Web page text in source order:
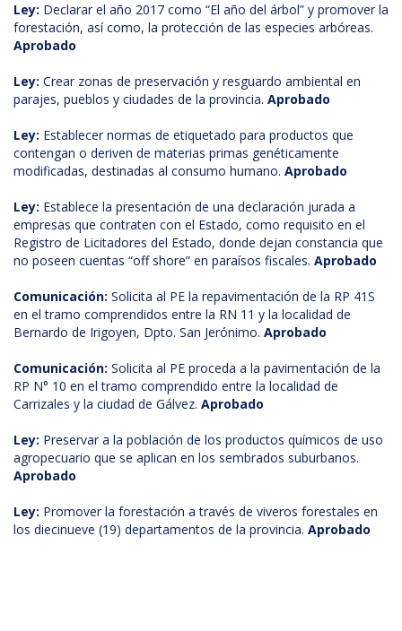
Ley: Declarar el año 2017 como “El año del árbol” y promover la
forestación, así como, la protección de las especies arbóreas.
Aprobado
Ley: Crear zonas de preservación y resguardo ambiental en
parajes, pueblos y ciudades de la provincia. Aprobado
Ley: Establecer normas de etiquetado para productos que
contengan o deriven de materias primas genéticamente
modificadas, destinadas al consumo humano. Aprobado
Ley: Establece la presentación de una declaración jurada a
empresas que contraten con el Estado, como requisito en el
Registro de Licitadores del Estado, donde dejan constancia que
no poseen cuentas “off shore” en paraísos fiscales. Aprobado
Comunicación: Solicita al PE la repavimentación de la RP 41S
en el tramo comprendidos entre la RN 11 y la localidad de
Bernardo de Irigoyen, Dpto. San Jerónimo. Aprobado
Comunicación: Solicita al PE proceda a la pavimentación de la
RP N° 10 en el tramo comprendido entre la localidad de
Carrizales y la ciudad de Gálvez. Aprobado
Ley: Preservar a la población de los productos químicos de uso
agropecuario que se aplican en los sembrados suburbanos.
Aprobado
Ley: Promover la forestación a través de viveros forestales en
los diecinueve (19) departamentos de la provincia. Aprobado